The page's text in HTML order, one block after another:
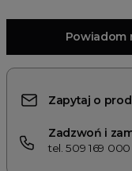
Powiadom
Zapytaj o
Zadzwoń i
tel. 509 169